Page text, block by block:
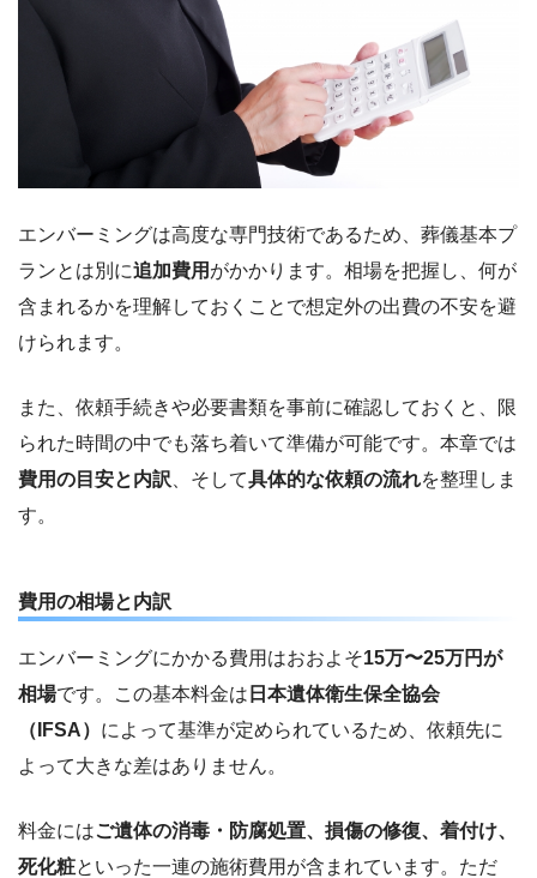
エンバーミングは高度な専門技術であるため、葬儀基本プ
ランとは別に追加費用 がかかります。相場を把握し、何が
含まれるかを理解しておくことで想定外の出費の不安を避
けられます。
また、依頼手続きや必要書類を事前に確認しておくと、限
られた時間の中でも落ち着いて準備が可能です。本章では
費用の目安と内訳 、そして具体的な依頼の流れを整理しま
す。
費用の相場と内訳
エンバーミングにかかる費用はおおよそ15万〜25万円が
相場です。この基本料金は 日本遺体衛生保全協会
（IFSA） によって基準が定められているため、依頼先に
よって大きな差はありません。
料金にはご遺体の消毒・防腐処置、損傷の修復、着付け、
死化粧といった一連の施術費用が含まれています。ただ